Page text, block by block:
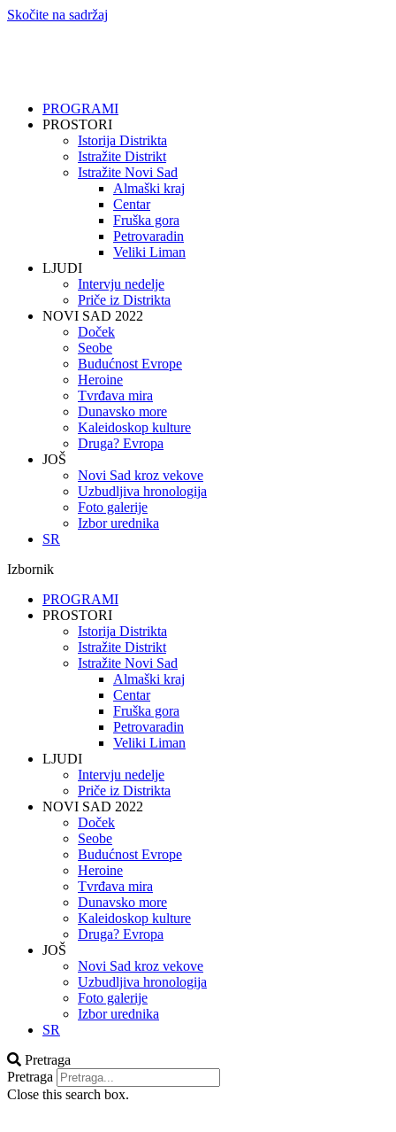
Skočite na sadržaj
PROGRAMI
PROSTORI
Istorija Distrikta
Istražite Distrikt
Istražite Novi Sad
Almaški kraj
Centar
Fruška gora
Petrovaradin
Veliki Liman
LJUDI
Intervju nedelje
Priče iz Distrikta
NOVI SAD 2022
Doček
Seobe
Budućnost Evrope
Heroine
Tvrđava mira
Dunavsko more
Kaleidoskop kulture
Druga? Evropa
JOŠ
Novi Sad kroz vekove
Uzbudljiva hronologija
Foto galerije
Izbor urednika
SR
Izbornik
PROGRAMI
PROSTORI
Istorija Distrikta
Istražite Distrikt
Istražite Novi Sad
Almaški kraj
Centar
Fruška gora
Petrovaradin
Veliki Liman
LJUDI
Intervju nedelje
Priče iz Distrikta
NOVI SAD 2022
Doček
Seobe
Budućnost Evrope
Heroine
Tvrđava mira
Dunavsko more
Kaleidoskop kulture
Druga? Evropa
JOŠ
Novi Sad kroz vekove
Uzbudljiva hronologija
Foto galerije
Izbor urednika
SR
Pretraga
Pretraga
Close this search box.